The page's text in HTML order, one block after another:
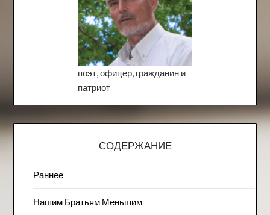
поэт, офицер, гражданин и
патриот
СОДЕРЖАНИЕ
Раннее
Нашим Братьям Меньшим